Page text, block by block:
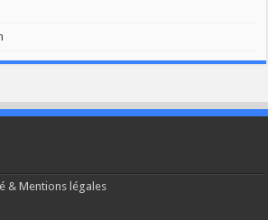
& Mentions légales